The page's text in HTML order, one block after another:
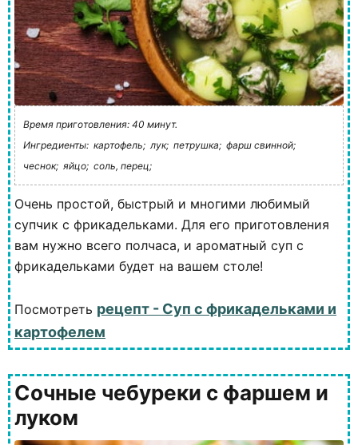
Время приготовления: 40 минут.
Ингредиенты: картофель; лук; петрушка; фарш свинной;
чеснок; яйцо; соль, перец;
Очень простой, быстрый и многими любимый
супчик с фрикадельками. Для его приготовления
вам нужно всего полчаса, и ароматный суп с
фрикадельками будет на вашем столе!
Посмотреть рецепт - Суп с фрикадельками и
картофелем
Сочные чебуреки с фаршем и
луком